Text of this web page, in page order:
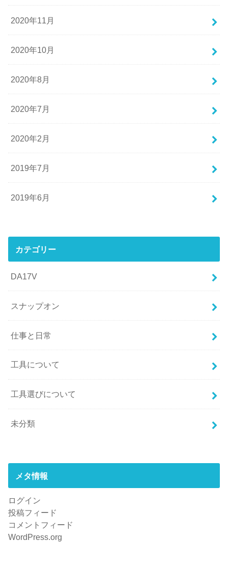
2020年11月
2020年10月
2020年8月
2020年7月
2020年2月
2019年7月
2019年6月
カテゴリー
DA17V
スナップオン
仕事と日常
工具について
工具選びについて
未分類
メタ情報
ログイン
投稿フィード
コメントフィード
WordPress.org